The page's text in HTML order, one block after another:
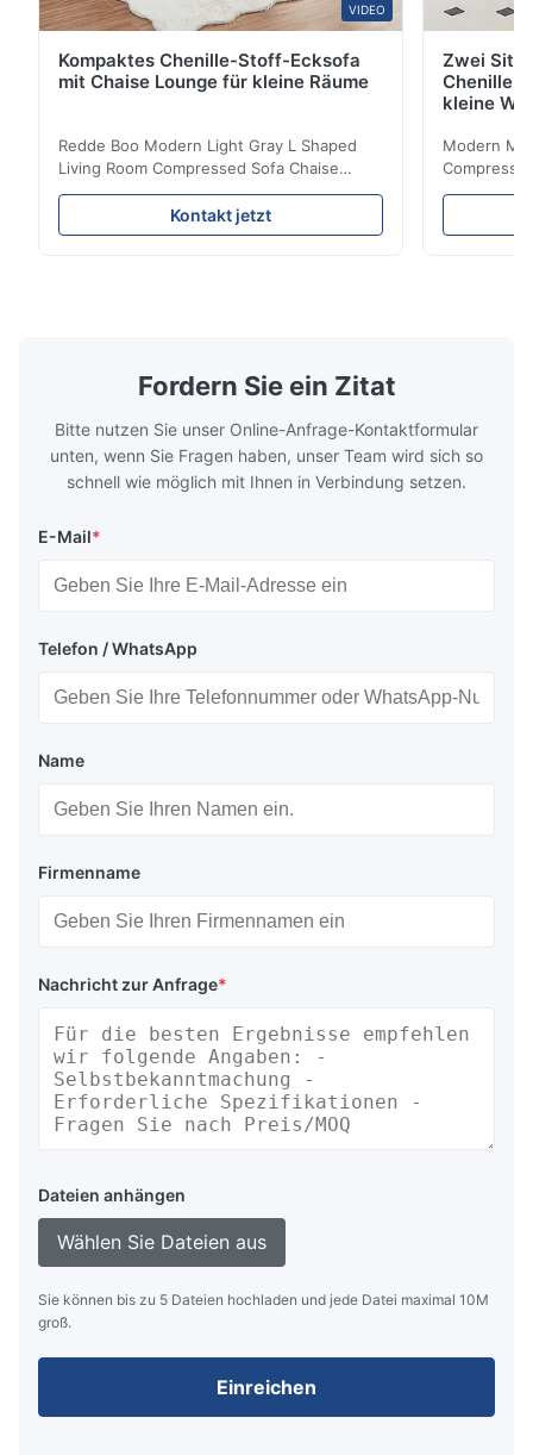
VIDEO
Kompaktes Chenille-Stoff-Ecksofa
mit Chaise Lounge für kleine Räume
Redde Boo Modern Light Gray L Shaped
Living Room Compressed Sofa Chaise
Lounge Product Overview High resilience
soft sectional sofa designed for small
spaces, featuring a contemporary light gray
Kontakt jetzt
Zwei
Chenille
kleine
Modern
Room
Fordern Sie ein Zitat
Bitte nutzen Sie unser Online-Anfrage-Kontaktformular
unten, wenn Sie Fragen haben, unser Team wird sich so
schnell wie möglich mit Ihnen in Verbindung setzen.
E-Mail*
Telefon / WhatsApp
Name
Firmenname
Nachricht zur Anfrage*
Dateien anhängen
Wählen Sie Dateien aus
Sie können bis zu 5 Dateien hochladen und jede Datei maximal 10M
groß.
Einreichen